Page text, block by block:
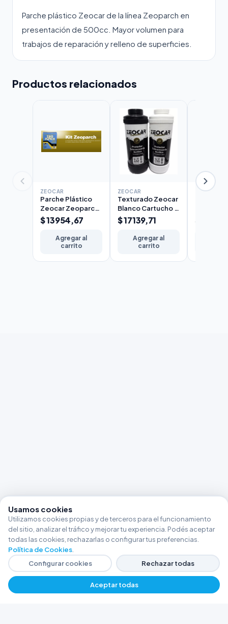
Parche plástico Zeocar de la línea Zeoparch en
presentación de 500cc. Mayor volumen para
trabajos de reparación y relleno de superficies.
Productos relacionados
ZEOCAR
Parche Plástico
Zeocar Zeoparch
190cc
$ 13954,67
Agregar al
carrito
ZEOCAR
Texturado Zeocar
Blanco Cartucho 1
litro
$ 17139,71
Agregar al
carrito
ZEOCAR
$
$ 22530,08 + Agregar
Usamos cookies
Utilizamos cookies propias y de terceros para el funcionamiento
del sitio, analizar el tráfico y mejorar tu experiencia. Podés aceptar
todas las cookies, rechazarlas o configurar tus preferencias.
Política de Cookies
Configurar cookies
Rechazar todas
Aceptar todas